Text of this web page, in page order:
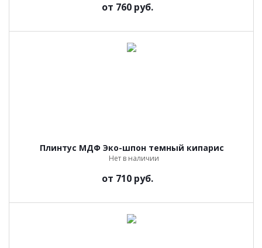
от 760 руб.
Плинтус МДФ Эко-шпон темный кипарис
Нет в наличии
от 710 руб.